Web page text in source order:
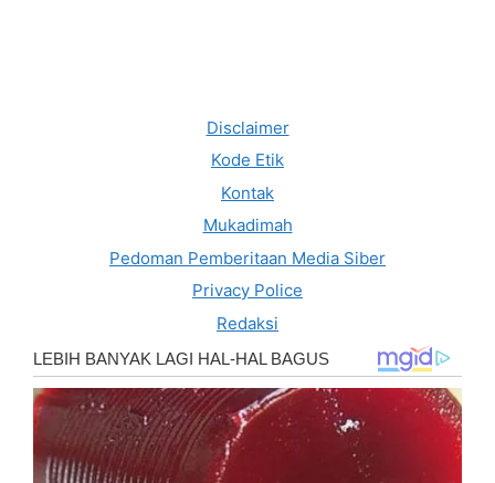
Disclaimer
Kode Etik
Kontak
Mukadimah
Pedoman Pemberitaan Media Siber
Privacy Police
Redaksi